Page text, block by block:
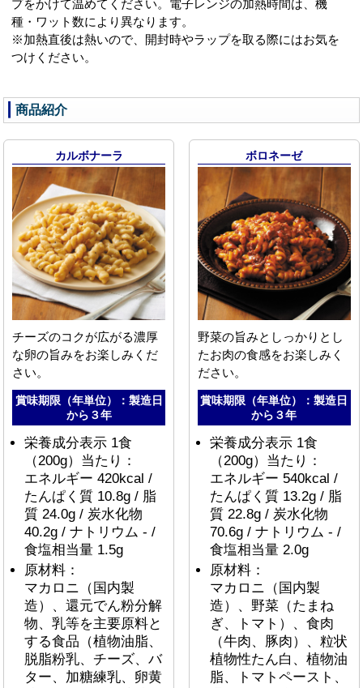
プをかけて温めてください。電子レンジの加熱時間は、機
種・ワット数により異なります。
※加熱直後は熱いので、開封時やラップを取る際にはお気を
つけください。
商品紹介
カルボナーラ
チーズのコクが広がる濃厚
な卵の旨みをお楽しみくだ
さい。
賞味期限（年単位）：製造日
から３年
栄養成分表示 1食
（200g）当たり：
エネルギー 420kcal /
たんぱく質 10.8g / 脂
質 24.0g / 炭水化物
40.2g / ナトリウム - /
食塩相当量 1.5g
原材料：
マカロニ（国内製
造）、還元でん粉分解
物、乳等を主要原料と
する食品（植物油脂、
脱脂粉乳、チーズ、バ
ター、加糖練乳、卵黄
ボロネーゼ
野菜の旨みとしっかりとし
たお肉の食感をお楽しみく
ださい。
賞味期限（年単位）：製造日
から３年
栄養成分表示 1食
（200g）当たり：
エネルギー 540kcal /
たんぱく質 13.2g / 脂
質 22.8g / 炭水化物
70.6g / ナトリウム - /
食塩相当量 2.0g
原材料：
マカロニ（国内製
造）、野菜（たまね
ぎ、トマト）、食肉
（牛肉、豚肉）、粒状
植物性たん白、植物油
脂、トマトペースト、